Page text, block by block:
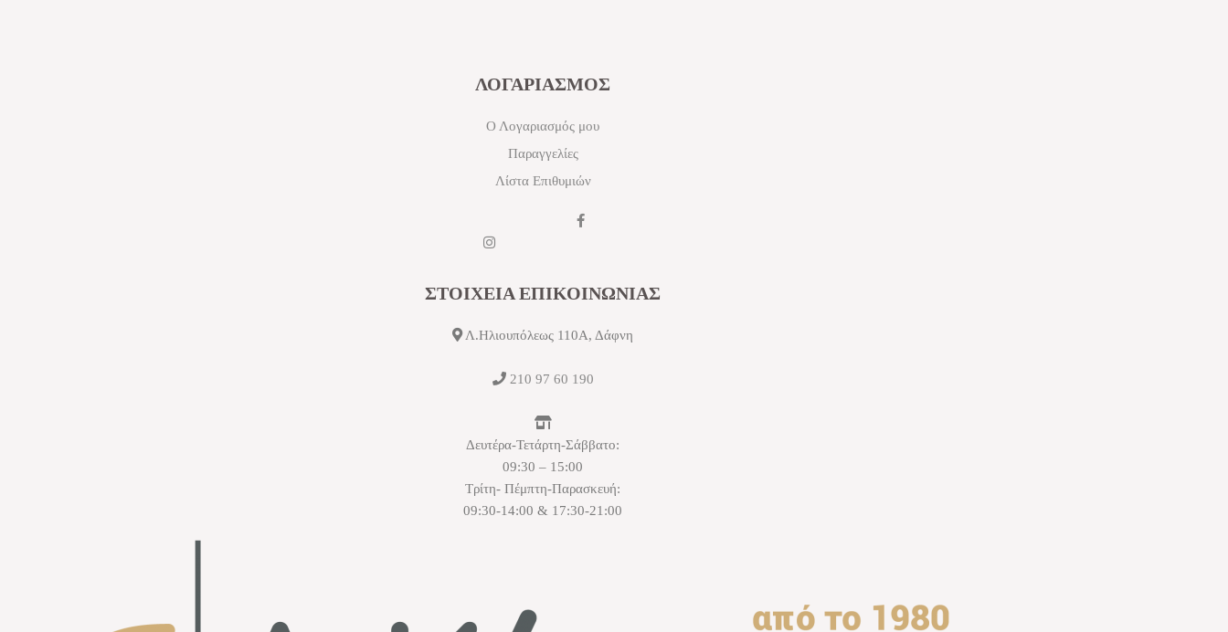
ΛΟΓΑΡΙΑΣΜΟΣ
Ο Λογαριασμός μου
Παραγγελίες
Λίστα Επιθυμιών
ΣΤΟΙΧΕΙΑ ΕΠΙΚΟΙΝΩΝΙΑΣ
Λ.Ηλιουπόλεως 110Α, Δάφνη
210 97 60 190
Δευτέρα-Τετάρτη-Σάββατο:
09:30 – 15:00
Τρίτη- Πέμπτη-Παρασκευή:
09:30-14:00 & 17:30-21:00